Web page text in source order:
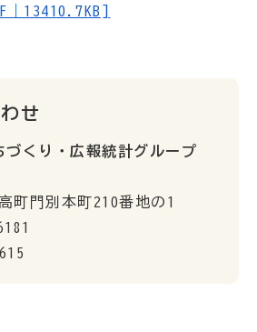
｜13410.7KB]
せ
くり・広報統計グループ
町門別本町210番地の1